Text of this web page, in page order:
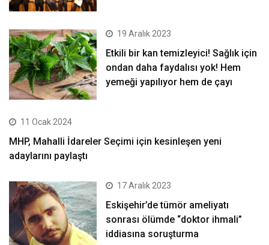
19 Aralık 2023
Etkili bir kan temizleyici! Sağlık için
ondan daha faydalısı yok! Hem
yemeği yapılıyor hem de çayı
11 Ocak 2024
MHP, Mahalli İdareler Seçimi için kesinleşen yeni
adaylarını paylaştı
17 Aralık 2023
Eskişehir’de tümör ameliyatı
sonrası ölümde “doktor ihmali”
iddiasına soruşturma